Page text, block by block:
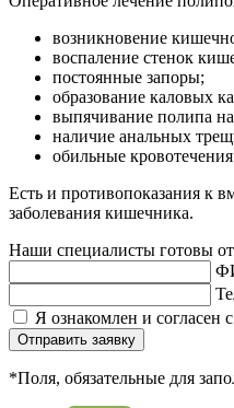
возникновение
воспаление стенок
постоянные запоры;
образование каловых
выпячивание полипа
наличие анальных
обильные
Есть и противопоказания к
заболевания кишечника.
Наши специалисты готовы
Я ознакомлен и согласен с
Отправить заявку
*Поля, обязательные для